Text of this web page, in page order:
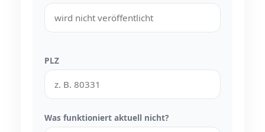
PLZ
Was funktioniert aktuell nicht?